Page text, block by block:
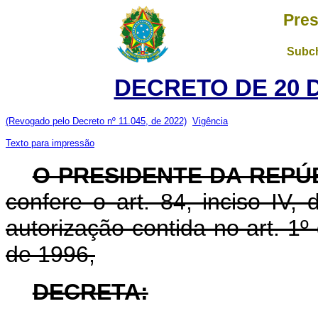
DECRETO DE 20
(Revogado pelo Decreto nº 11.045, de 2022) Vigência
Texto para impressão
O PRESIDENTE DA
confere o art. 84, inciso IV,
autorização contida no art.
de 1996,
DECRETA: